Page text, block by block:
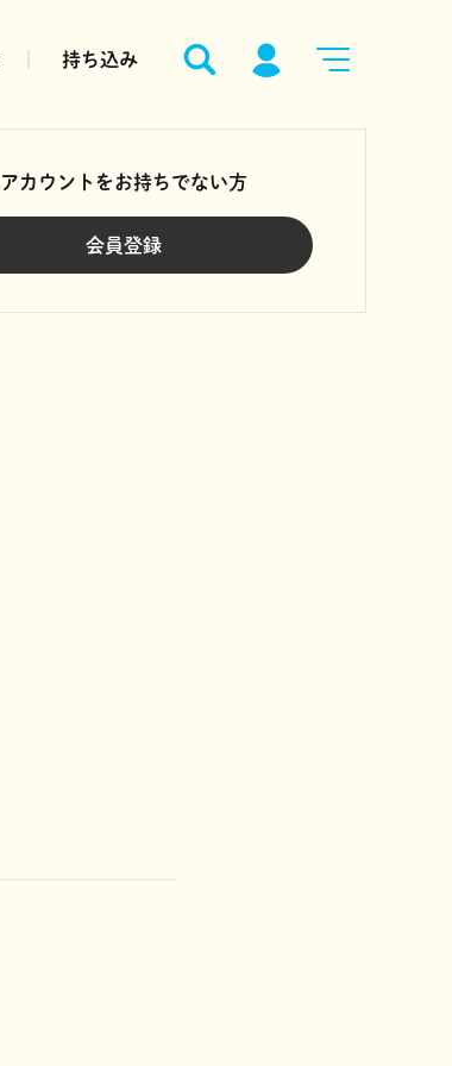
持ち込み
アカウントをお持ちでない方
会員登録